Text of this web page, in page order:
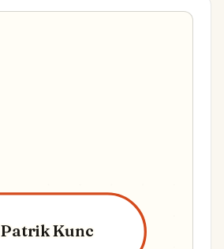
Patrik Kunc